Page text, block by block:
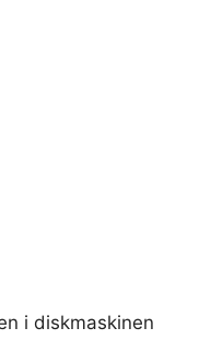
i diskmaskinen